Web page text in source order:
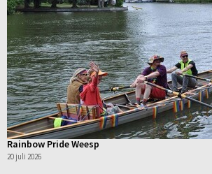
Rainbow Pride Weesp
20 juli 2026